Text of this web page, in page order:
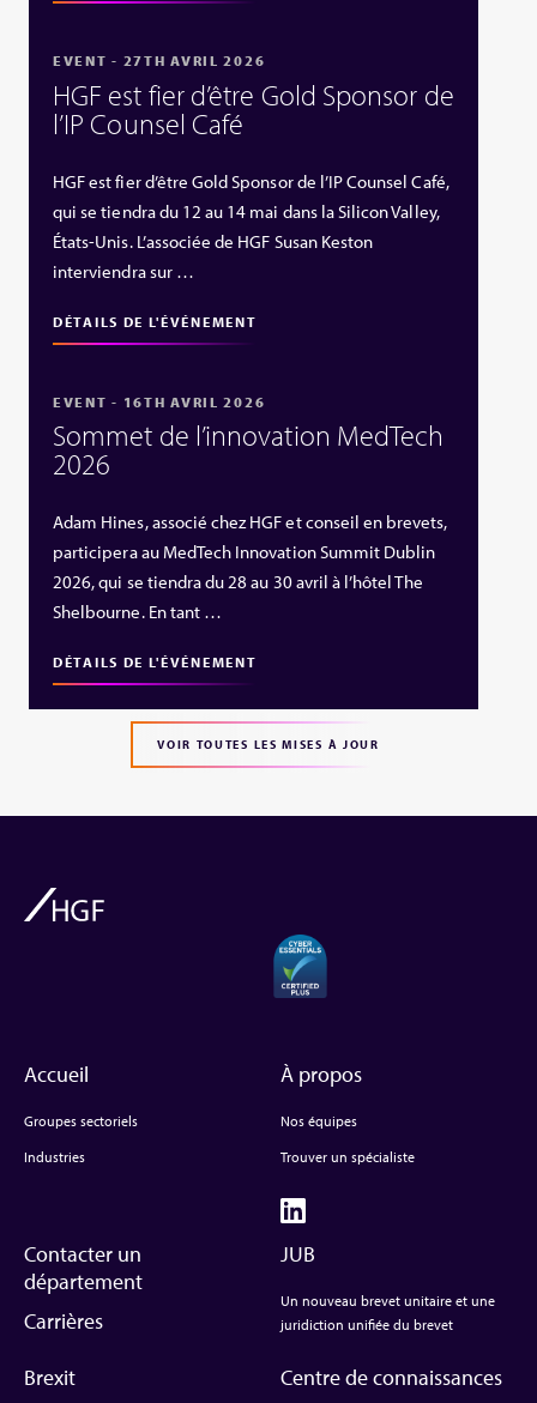
EVENT - 27TH AVRIL 2026
HGF est fier d’être Gold Sponsor de
l’IP Counsel Café
HGF est fier d’être Gold Sponsor de l’IP Counsel Café,
qui se tiendra du 12 au 14 mai dans la Silicon Valley,
États‑Unis. L’associée de HGF Susan Keston
interviendra sur …
DÉTAILS DE L'ÉVÉNEMENT
EVENT - 16TH AVRIL 2026
Sommet de l’innovation MedTech
2026
Adam Hines, associé chez HGF et conseil en brevets,
participera au MedTech Innovation Summit Dublin
2026, qui se tiendra du 28 au 30 avril à l’hôtel The
Shelbourne. En tant …
DÉTAILS DE L'ÉVÉNEMENT
VOIR TOUTES LES MISES À JOUR
Accueil
Groupes sectoriels
Industries
À propos
Nos équipes
Trouver un spécialiste
Contacter un
département
Carrières
JUB
Un nouveau brevet unitaire et une
juridiction unifiée du brevet
Brexit
Centre de connaissances